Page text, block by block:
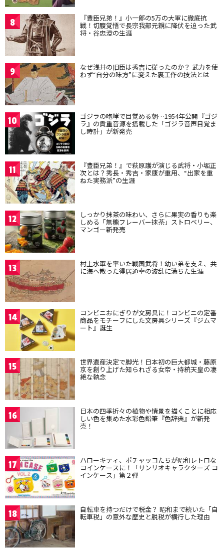
8 『豊臣兄弟！』小一郎の5万の大軍に徹底抗
戦！切腹覚悟で長宗我部元親に降伏を迫った武
将・谷忠澄の生涯
9 なぜ浅井の旧臣は秀吉に従ったのか？ 武力を使
わず“自分の味方”に変えた裏工作の技法とは
10 ゴジラの咆哮で目覚める朝…1954年公開『ゴジ
ラ』の貴重音源を搭載した「ゴジラ音声目覚ま
し時計」が新発売
11 『豊臣兄弟！』で萩原護が演じる武将・小堀正
次とは？秀長・秀吉・家康が重用、“出家を重
ねた実務派”の生涯
12 しっかり抹茶の味わい、さらに果実の香りも楽
しめる「無糖フレーバー抹茶」ストロベリー、
マンゴー新発売
13 村上水軍を率いた戦国武将！幼い弟を支え、共
に海へ散った得居通幸の波乱に満ちた生涯
14 コンビニおにぎりが文房具に！コンビニの定番
商品をモチーフにした文房具シリーズ『ジムマ
ート』誕生
15 世界遺産決定で脚光！日本初の巨大都城・藤原
京を創り上げた知られざる女帝・持統天皇の凄
絶な執念
16 日本の四季折々の植物や情景を描くことに相応
しい色を集めた水彩色鉛筆『色辞典』が新発
売！
17 ハローキティ、ポチャッコたちが昭和レトロな
コインケースに！「サンリオキャラクターズ コ
インケース」第２弾
18 自転車を持つだけで税金？ 昭和まで続いた「自
転車税」の意外な歴史と脱税が横行した理由